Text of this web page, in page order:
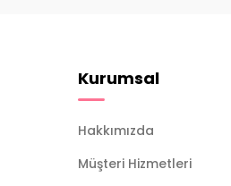
Kurumsal
Hakkımızda
Müşteri Hizmetleri